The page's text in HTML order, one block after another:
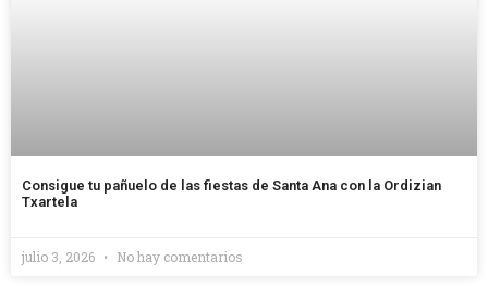
Consigue tu pañuelo de las fiestas de Santa Ana con la Ordizian
Txartela
julio 3, 2026 No hay comentarios